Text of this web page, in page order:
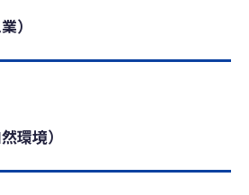
）
環境）